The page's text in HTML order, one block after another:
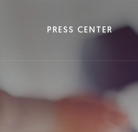
PRESS CENTER